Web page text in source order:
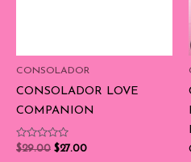
CONSOLADOR
CONSOLADOR LOVE
COMPANION
Valorado
$29.00 $27.00